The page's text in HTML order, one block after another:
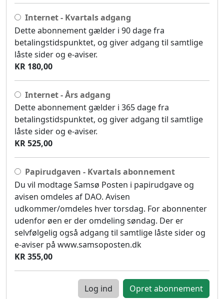
Internet - Kvartals adgang
Dette abonnement gælder i 90 dage fra
betalingstidspunktet, og giver adgang til samtlige
låste sider og e-aviser.
KR 180,00
Internet - Års adgang
Dette abonnement gælder i 365 dage fra
betalingstidspunktet, og giver adgang til samtlige
låste sider og e-aviser.
KR 525,00
Papirudgaven - Kvartals abonnement
Du vil modtage Samsø Posten i papirudgave og
avisen omdeles af DAO. Avisen
udkommer/omdeles hver torsdag. For abonnenter
udenfor øen er der omdeling søndag. Der er
selvfølgelig også adgang til samtlige låste sider og
e-aviser på www.samsoposten.dk
KR 355,00
Log ind